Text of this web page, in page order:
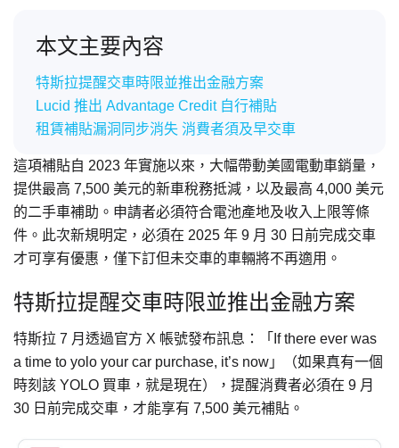
本文主要內容
特斯拉提醒交車時限並推出金融方案
Lucid 推出 Advantage Credit 自行補貼
租賃補貼漏洞同步消失 消費者須及早交車
這項補貼自 2023 年實施以來，大幅帶動美國電動車銷量，
提供最高 7,500 美元的新車稅務抵減，以及最高 4,000 美元
的二手車補助。申請者必須符合電池產地及收入上限等條
件。此次新規明定，必須在 2025 年 9 月 30 日前完成交車
才可享有優惠，僅下訂但未交車的車輛將不再適用。
特斯拉提醒交車時限並推出金融方案
特斯拉 7 月透過官方 X 帳號發布訊息：「If there ever was
a time to yolo your car purchase, it’s now」（如果真有一個
時刻該 YOLO 買車，就是現在），提醒消費者必須在 9 月
30 日前完成交車，才能享有 7,500 美元補貼。